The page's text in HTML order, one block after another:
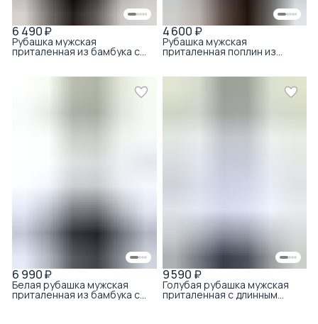
6 490 ₽
Рубашка мужская
приталенная из бамбука с
хлопком белый
4 600 ₽
Рубашка мужская
приталенная поплин из
хлопка белый
6 990 ₽
Белая рубашка мужская
приталенная из бамбука с
9 590 ₽
Голубая рубашка мужская
приталенная с длинным